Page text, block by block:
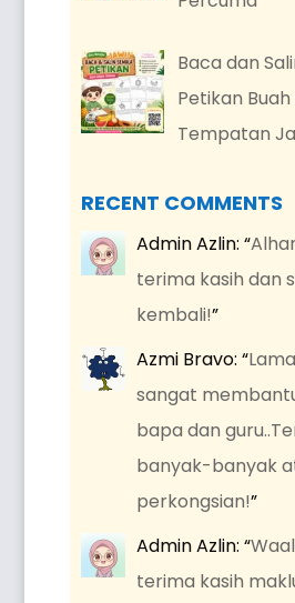
Baca dan
Petikan
Tempatan
RECENT COMMENTS
Admin Azlin: “
terima kasih dan
kembali!”
Azmi Bravo: “
sangat
bapa dan
banyak-banyak
perkongsian!”
Admin Azlin: “
terima kasih